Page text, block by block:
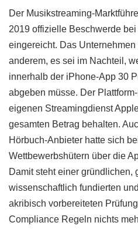
Der Musikstreaming-
2019 offizielle Beschwerde
eingereicht. Das
anderem, es sei im Nachteil,
innerhalb der iPhone-App 30
abgeben müsse. Der
eigenen Streamingdienst
gesamten Betrag behalten.
Hörbuch-Anbieter hatte sich
Wettbewerbshütern über die
Damit steht einer gründlichen,
wissenschaftlich fundierten
akribisch vorbereiteten
Compliance Regeln nichts